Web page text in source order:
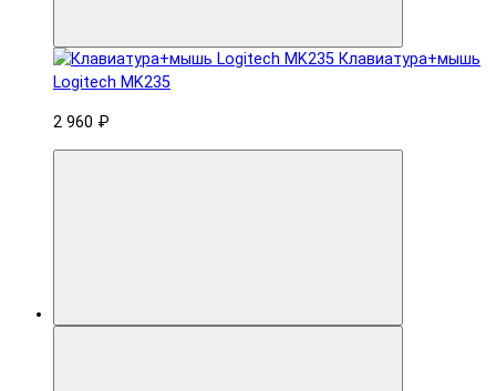
Клавиатура+мышь
Logitech MK235
2 960 ₽